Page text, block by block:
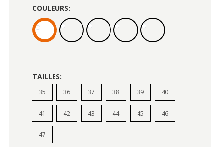
COULEURS:
TAILLES:
35 36 37 38 39 40
41 42 43 44 45 46
47